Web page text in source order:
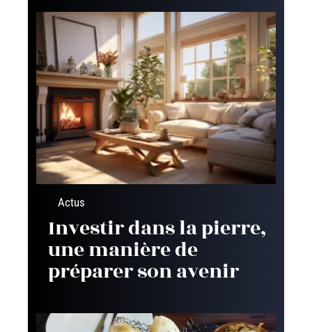
Actus
Investir dans la pierre,
une manière de
préparer son avenir